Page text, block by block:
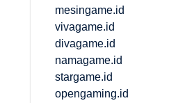
mesingame.id
vivagame.id
divagame.id
namagame.id
stargame.id
opengaming.id